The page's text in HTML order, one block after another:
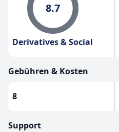
8.7
Derivatives & Social
Gebühren & Kosten
8
Support